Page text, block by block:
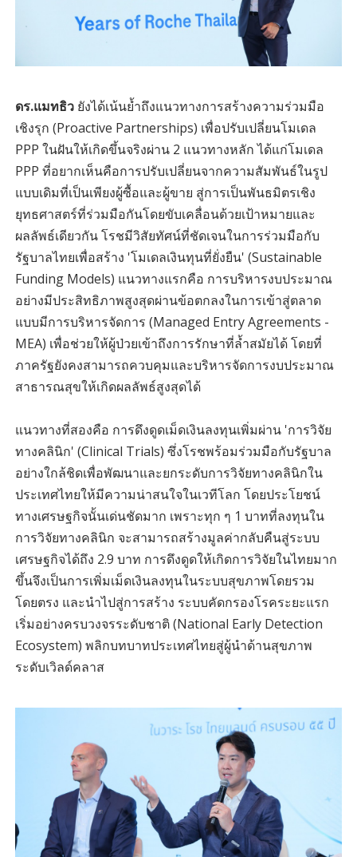
ดร.แมทธิวยังได้เน้นย้ำถึงแนวทางการสร้างความร่วมมือ
เชิงรุก (Proactive Partnerships) เพื่อปรับเปลี่ยนโมเดล
PPP ในฝันให้เกิดขึ้นจริงผ่าน 2 แนวทางหลัก ได้แก่โมเดล
PPP ที่อยากเห็นคือการปรับเปลี่ยนจากความสัมพันธ์ในรูป
แบบเดิมที่เป็นเพียงผู้ซื้อและผู้ขาย สู่การเป็นพันธมิตรเชิง
ยุทธศาสตร์ที่ร่วมมือกันโดยขับเคลื่อนด้วยเป้าหมายและ
ผลลัพธ์เดียวกัน โรชมีวิสัยทัศน์ที่ชัดเจนในการร่วมมือกับ
รัฐบาลไทยเพื่อสร้าง 'โมเดลเงินทุนที่ยั่งยืน' (Sustainable
Funding Models) แนวทางแรกคือ การบริหารงบประมาณ
อย่างมีประสิทธิภาพสูงสุดผ่านข้อตกลงในการเข้าสู่ตลาด
แบบมีการบริหารจัดการ (Managed Entry Agreements -
MEA) เพื่อช่วยให้ผู้ป่วยเข้าถึงการรักษาที่ล้ำสมัยได้ โดยที่
ภาครัฐยังคงสามารถควบคุมและบริหารจัดการงบประมาณ
สาธารณสุขให้เกิดผลลัพธ์สูงสุดได้
แนวทางที่สองคือ การดึงดูดเม็ดเงินลงทุนเพิ่มผ่าน 'การวิจัย
ทางคลินิก' (Clinical Trials) ซึ่งโรชพร้อมร่วมมือกับรัฐบาล
อย่างใกล้ชิดเพื่อพัฒนาและยกระดับการวิจัยทางคลินิกใน
ประเทศไทยให้มีความน่าสนใจในเวทีโลก โดยประโยชน์
ทางเศรษฐกิจนั้นเด่นชัดมาก เพราะทุก ๆ 1 บาทที่ลงทุนใน
การวิจัยทางคลินิก จะสามารถสร้างมูลค่ากลับคืนสู่ระบบ
เศรษฐกิจได้ถึง 2.9 บาท การดึงดูดให้เกิดการวิจัยในไทยมาก
ขึ้นจึงเป็นการเพิ่มเม็ดเงินลงทุนในระบบสุขภาพโดยรวม
โดยตรง และนำไปสู่การสร้าง ระบบคัดกรองโรคระยะแรก
เริ่มอย่างครบวงจรระดับชาติ (National Early Detection
Ecosystem) พลิกบทบาทประเทศไทยสู่ผู้นำด้านสุขภาพ
ระดับเวิลด์คลาส